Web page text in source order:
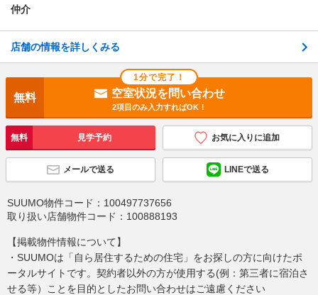
仲介
店舗の情報を詳しくみる
1分で完了！
無料 空室状況を問い合わせ
2項目のみ入力すればOK！
無料 見学予約 お気に入りに追加
メールで送る LINEで送る
SUUMO物件コード： 100497737656
取り扱い店舗物件コード： 100888193
【掲載物件情報について】
・SUUMOは「自ら居住するための住宅」をお探しの方に向けたポ
ータルサイトです。契約者以外の方が使用する(例：第三者に宿泊さ
せる等）ことを目的としたお問い合わせはご遠慮ください